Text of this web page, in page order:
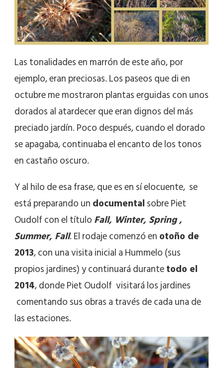
Las tonalidades en marrón de este año, por
ejemplo, eran preciosas. Los paseos que di en
octubre me mostraron plantas erguidas con unos
dorados al atardecer que eran dignos del más
preciado jardín. Poco después, cuando el dorado
se apagaba, continuaba el encanto de los tonos
en castaño oscuro.
Y al hilo de esa frase, que es en sí elocuente, se
está preparando undocumentalsobre Piet
Oudolf con el títuloFall, Winter, Spring ,
Summer, Fall. El rodaje comenzó enotoño de
2013, con una visita inicial a Hummelo (sus
propios jardines) y continuará durantetodo el
2014, donde Piet Oudolf visitará los jardines
comentando sus obras a través de cada una de
las estaciones.